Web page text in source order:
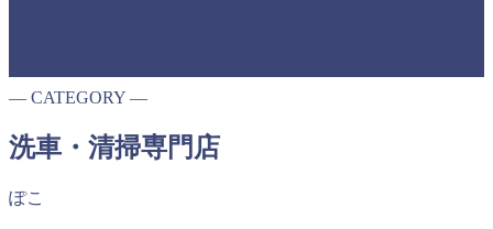
― CATEGORY ―
洗車・清掃専門店
ぽこ